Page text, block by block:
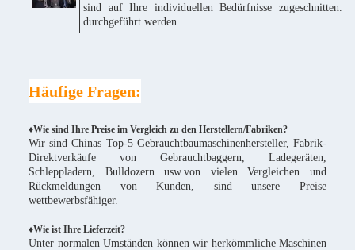
sind auf Ihre individuellen Bedürfnisse
durchgeführt werden.
Häufige Fragen:
♦Wie sind Ihre Preise im Vergleich zu den Herstellern/Fabriken?
Wir sind Chinas Top-5 Gebrauchtbaumaschinenhersteller, Fabrik-
Direktverkäufe von Gebrauchtbaggern, Ladegeräten,
Schleppladern, Bulldozern usw.von vielen Vergleichen und
Rückmeldungen von Kunden, sind unsere Preise
wettbewerbsfähiger.
♦Wie ist Ihre Lieferzeit?
Unter normalen Umständen können wir herkömmliche Maschinen